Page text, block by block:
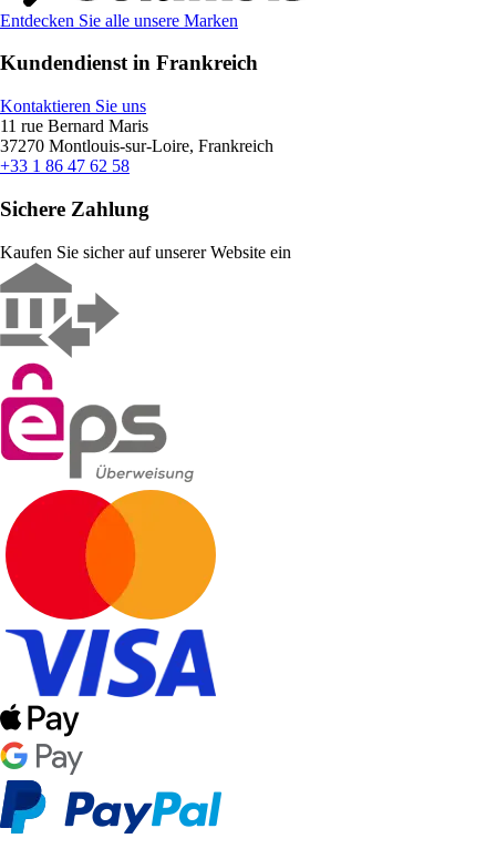
Entdecken Sie alle unsere Marken
Kundendienst in Frankreich
Kontaktieren Sie uns
11 rue Bernard Maris
37270 Montlouis-sur-Loire, Frankreich
+33 1 86 47 62 58
Sichere Zahlung
Kaufen Sie sicher auf unserer Website ein